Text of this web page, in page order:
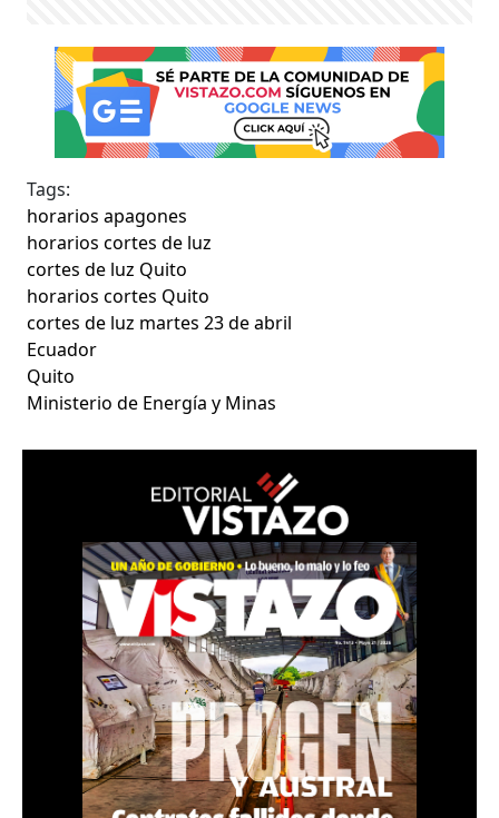
Tags:
horarios apagones
horarios cortes de luz
cortes de luz Quito
horarios cortes Quito
cortes de luz martes 23 de abril
Ecuador
Quito
Ministerio de Energía y Minas